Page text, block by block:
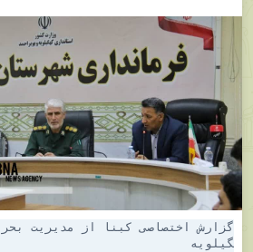
گزارش اختصاصی کبنا از مدیریت
گیلویه